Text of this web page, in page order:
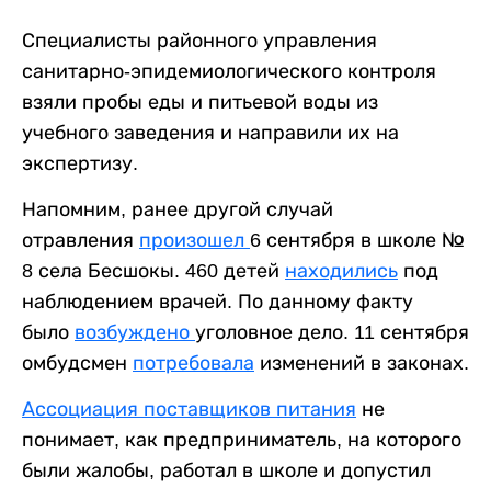
Специалисты районного управления
санитарно-эпидемиологического контроля
взяли пробы еды и питьевой воды из
учебного заведения и направили их на
экспертизу.
Напомним, ранее другой случай
отравления произошел 6 сентября в школе №
8 села Бесшокы. 460 детей находились под
наблюдением врачей. По данному факту
было возбуждено уголовное дело. 11 сентября
омбудсмен потребовала изменений в законах.
Ассоциация поставщиков питания не
понимает, как предприниматель, на которого
были жалобы, работал в школе и допустил